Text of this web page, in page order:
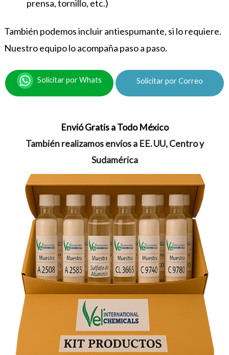
prensa, tornillo, etc.)
También podemos incluir antiespumante, si lo requiere.
Nuestro equipo lo acompaña paso a paso.
Solicitar por Whats Solicitar por Correo
Envió Gratis a Todo México
También realizamos envíos a EE. UU, Centro y
Sudamérica